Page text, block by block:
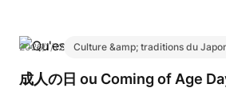
2026/1/12 Culture &amp; traditions du
成人の日 ou Coming of Age